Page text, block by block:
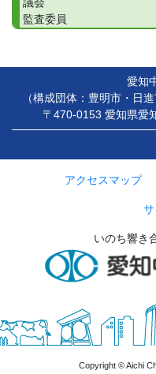
監査委員
愛知
（構成団体：豊明市・日
〒470-0153 愛知県愛
アクセスマップ
いのち響き
Copyright © Aichi